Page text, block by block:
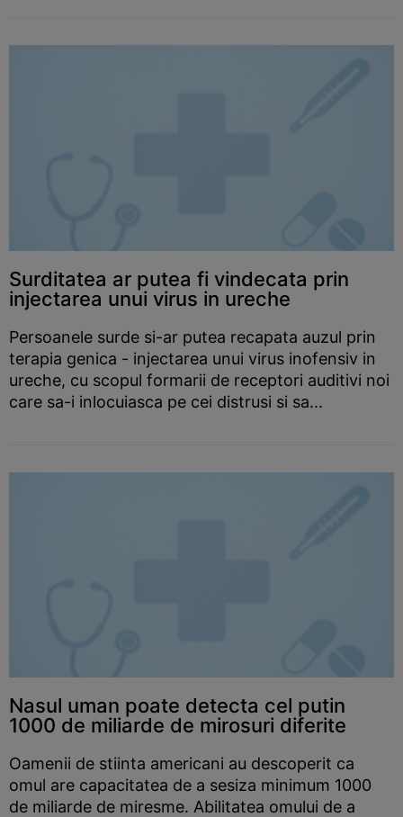
Surditatea ar putea fi vindecata prin
injectarea unui virus in ureche
Persoanele surde si-ar putea recapata auzul prin
terapia genica - injectarea unui virus inofensiv in
ureche, cu scopul formarii de receptori auditivi noi
care sa-i inlocuiasca pe cei distrusi si sa...
Nasul uman poate detecta cel putin
1000 de miliarde de mirosuri diferite
Oamenii de stiinta americani au descoperit ca
omul are capacitatea de a sesiza minimum 1000
de miliarde de miresme. Abilitatea omului de a